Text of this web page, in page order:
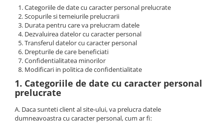
Oras Iluminat (Cu baterie)
Enduro Racing
Moto Lover (Diverse Modele)
Ying si Yang / Munte si Mare
Buddha Zen (Set decoratiuni)
Harry Potter (Castelul Hogwarts)
Orasele Lumii (Modele cu rama)
Tablouri cu animale
Categoriile de date cu caracter personal prelucrate
Scopurile si temeiurile prelucrarii
Durata pentru care va prelucram datele
Dezvaluirea datelor cu caracter personal
Transferul datelor cu caracter personal
Drepturile de care beneficiati
Confidentialitatea minorilor
Modificari in politica de confidentialitate
1. Categoriile de date cu caracter personal
prelucrate
A. Daca sunteti client al site-ului, va prelucra datele
dumneavoastra cu caracter personal, cum ar fi: